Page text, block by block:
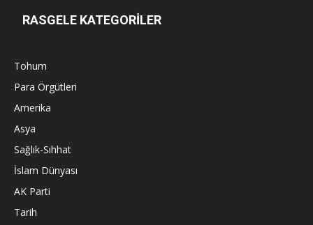
RASGELE KATEGORİLER
Tohum
Para Örgütleri
Amerika
Asya
Sağlık-Sıhhat
İslam Dünyası
AK Parti
Tarih